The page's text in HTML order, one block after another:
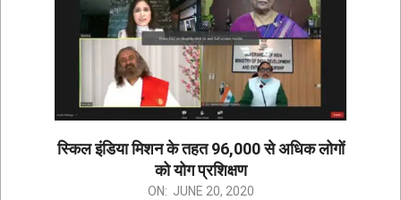
स्किल इंडिया मिशन के तहत 96,000 से अधिक लोगों
को योग प्रशिक्षण
ON: JUNE 20, 2020